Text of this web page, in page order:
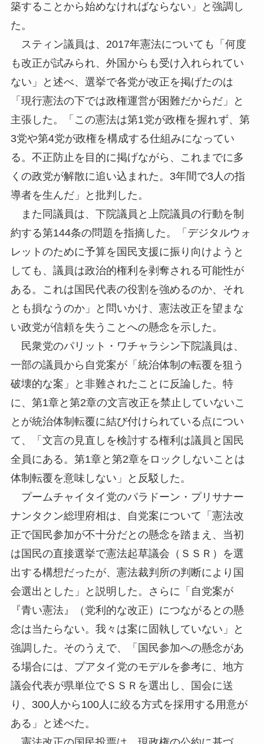
築することから始めなければならない」と強調し
た。
スティン議員は、2017年憲法についても「何度
も改正が試みられ、外国からも受け入れられてい
ない」と述べ、選挙で各党が改正を掲げたのは
「現行憲法の下では政権運営が困難だからだ」と
主張した。「この憲法は第1党が政権を握れず、第
3党や第4党が政権を構成する仕組みになってい
る。不正防止を目的に掲げながら、これまでに多
くの政党が解散に追い込まれた。3年間で3人の指
導者を生んだ」と批判した。
また同議員は、下院議員と上院議員の行動を制
約する第144条の問題を指摘した。「デジタルウォ
レットのために予算を国民支援に振り向けようと
しても、議員は政治的権利を剥奪される可能性が
ある。これは国民代表の役割を強めるのか、それ
とも損なうのか」と問いかけ、憲法改正を望まな
い政党が信頼を失うことへの懸念を示した。
民衆党のパリット・ワチャラシン下院議員は、
一部の議員から自党案が「統治体制の転覆を狙う
破壊的な案」と非難されたことに反論した。特
に、第1章と第2章の文言改正を禁止していないこ
とが統治体制転覆に結び付けられている点につい
て、「文言の見直しを検討する権利は議員と国民
全員にある。第1章と第2章をロックしないことは
体制転覆を意味しない」と反駁した。
プームチャイタイ党のパラドーン・プリサナー
ナンタクン総理府相は、自党案について「憲法改
正で国民参加が不十分だとの懸念を踏まえ、当初
は国民の直接選挙で憲法起草議会（ＳＳＲ）を選
出する構想だったが、憲法裁判所の判断により国
会選出とした」と説明した。さらに「自党案が
『青い憲法』（党利的な改正）につながるとの懸
念は当たらない。我々は案に固執していない」と
強調した。そのうえで、「国民参加への懸念があ
る場合には、プアタイ党のモデルを参考に、地方
議会代表が県単位でＳＳＲを選出し、国会に送
り、300人から100人に絞る方式を採用する用意が
ある」と述べた。